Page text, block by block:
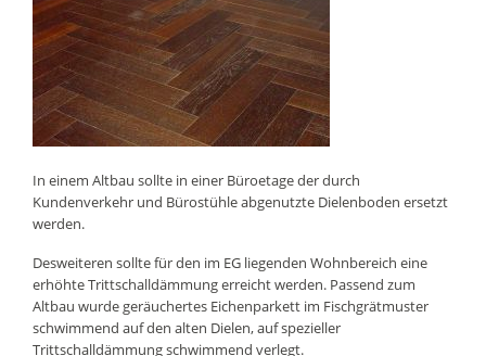
In einem Altbau sollte in einer Büroetage der durch
Kundenverkehr und Bürostühle abgenutzte Dielenboden ersetzt
werden.
Desweiteren sollte für den im EG liegenden Wohnbereich eine
erhöhte Trittschalldämmung erreicht werden. Passend zum
Altbau wurde geräuchertes Eichenparkett im Fischgrätmuster
schwimmend auf den alten Dielen, auf spezieller
Trittschalldämmung schwimmend verlegt.